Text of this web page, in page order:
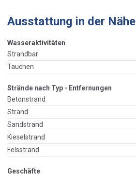
Ausstattung in der Nähe
Wasseraktivitäten
Strandbar
Tauchen
Strände nach Typ - Entfernungen
Betonstrand
Strand
Sandstrand
Kieselstrand
Felsstrand
Geschäfte